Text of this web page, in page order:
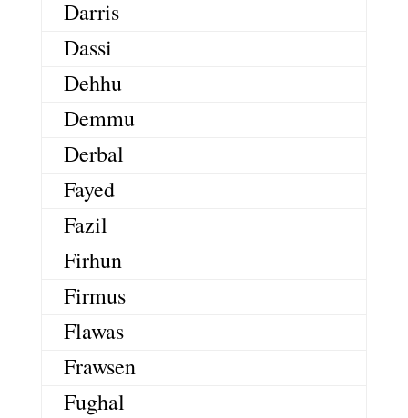
Darris
Dassi
Dehhu
Demmu
Derbal
Fayed
Fazil
Firhun
Firmus
Flawas
Frawsen
Fughal